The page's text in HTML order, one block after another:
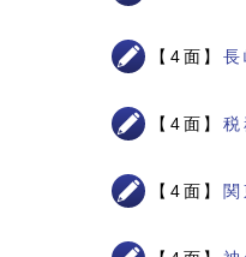
【4面】
【4面】
【4面】